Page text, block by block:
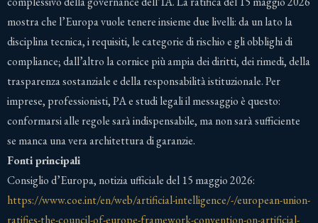
mostra che l’Europa vuole tenere insieme due livelli: da un lato la
disciplina tecnica, i requisiti, le categorie di rischio e gli obblighi di
compliance; dall’altro la cornice più ampia dei diritti, dei rimedi, della
trasparenza sostanziale e della responsabilità istituzionale. Per
imprese, professionisti, PA e studi legali il messaggio è questo:
conformarsi alle regole sarà indispensabile, ma non sarà sufficiente
se manca una vera architettura di garanzie.
Fonti principali
Consiglio d’Europa, notizia ufficiale del 15 maggio 2026:
https://www.coe.int/en/web/artificial-intelligence/-/european-union-
ratifies-the-council-of-europe-framework-convention-on-artificial-